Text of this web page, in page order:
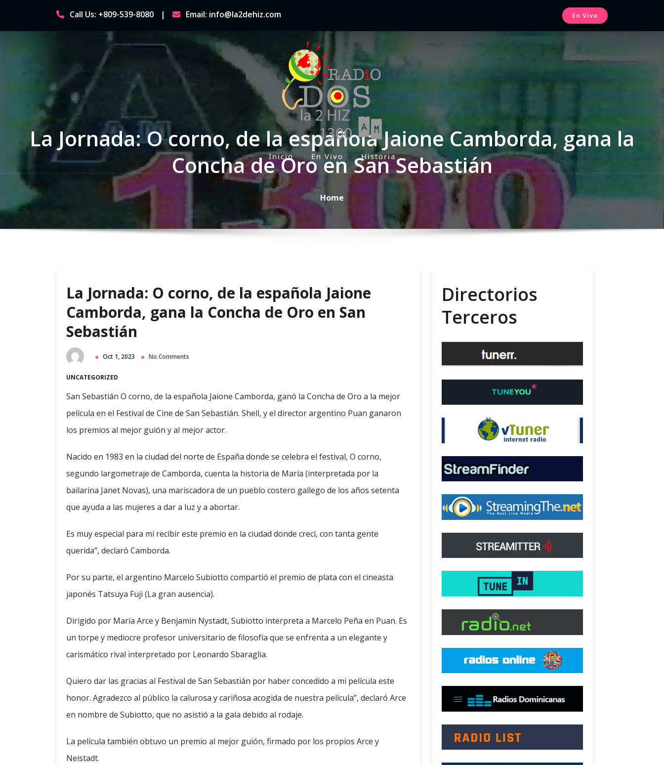
content
Call Us: +809-539-8080 Email: info@la2dehiz.com En Vivo
P
r
i
a
r
u
Inicio En Vivo Historia
La Jornada: O corno, de la española Jaione Camborda, gana la
Concha de Oro en San Sebastián
Home
La Jornada: O corno, de la española Jaione
Camborda, gana la Concha de Oro en San
Sebastián
Oct 1, 2023 No Comments
UNCATEGORIZED
San Sebastián O corno, de la española Jaione Camborda, ganó la Concha de Oro a la mejor
película en el Festival de Cine de San Sebastián. Shell, y el director argentino Puan ganaron
los premios al mejor guión y al mejor actor.
Nacido en 1983 en la ciudad del norte de España donde se celebra el festival, O corno,
segundo largometraje de Camborda, cuenta la historia de María (interpretada por la
bailarina Janet Novas), una mariscadora de un pueblo costero gallego de los años setenta
que ayuda a las mujeres a dar a luz y a abortar.
Es muy especial para mí recibir este premio en la ciudad donde crecí, con tanta gente
querida”, declaró Camborda.
Por su parte, el argentino Marcelo Subiotto compartió el premio de plata con el cineasta
japonés Tatsuya Fuji (La gran ausencia).
Dirigido por María Arce y Benjamin Nystadt, Subiotto interpreta a Marcelo Peña en Puan. Es
un torpe y mediocre profesor universitario de filosofía que se enfrenta a un elegante y
carismático rival interpretado por Leonardo Sbaraglia.
Quiero dar las gracias al Festival de San Sebastián por haber concedido a mi película este
honor. Agradezco al público la calurosa y cariñosa acogida de nuestra película”, declaró Arce
en nombre de Subiotto, que no asistió a la gala debido al rodaje.
La película también obtuvo un premio al mejor guión, firmado por los propios Arce y
Neistadt.
Directorios
Terceros